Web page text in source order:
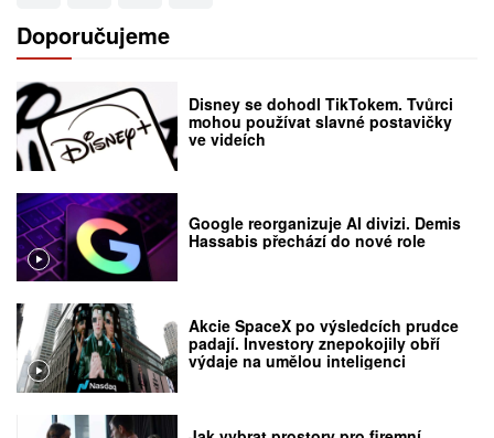
Doporučujeme
Disney se dohodl TikTokem. Tvůrci
mohou používat slavné postavičky
ve videích
Google reorganizuje AI divizi. Demis
Hassabis přechází do nové role
Akcie SpaceX po výsledcích prudce
padají. Investory znepokojily obří
výdaje na umělou inteligenci